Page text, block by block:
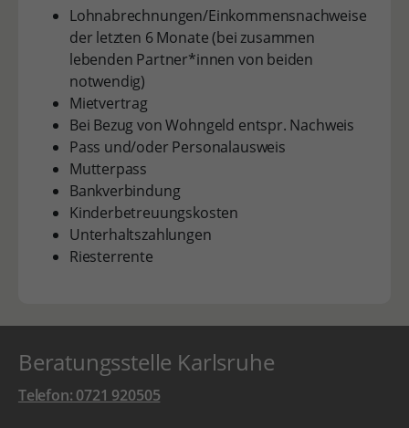
Lohnabrechnungen/Einkommensnachweise
der letzten 6 Monate (bei zusammen
lebenden Partner*innen von beiden
notwendig)
Mietvertrag
Bei Bezug von Wohngeld entspr. Nachweis
Pass und/oder Personalausweis
Mutterpass
Bankverbindung
Kinderbetreuungskosten
Unterhaltszahlungen
Riesterrente
Beratungsstelle Karlsruhe
Telefon: 0721 920505